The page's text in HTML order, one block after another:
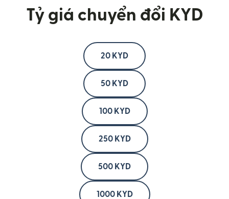
Tỷ giá chuyển đổi KYD
20 KYD
50 KYD
100 KYD
250 KYD
500 KYD
1000 KYD